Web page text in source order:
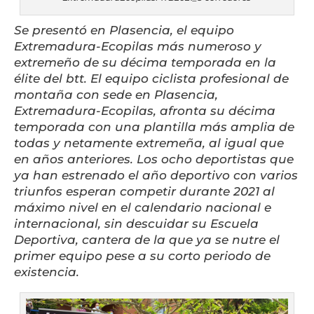
Se presentó en Plasencia, el equipo
Extremadura-Ecopilas más numeroso y
extremeño de su décima temporada en la
élite del btt. El equipo ciclista profesional de
montaña con sede en Plasencia,
Extremadura-Ecopilas, afronta su décima
temporada con una plantilla más amplia de
todas y netamente extremeña, al igual que
en años anteriores. Los ocho deportistas que
ya han estrenado el año deportivo con varios
triunfos esperan competir durante 2021 al
máximo nivel en el calendario nacional e
internacional, sin descuidar su Escuela
Deportiva, cantera de la que ya se nutre el
primer equipo pese a su corto periodo de
existencia.